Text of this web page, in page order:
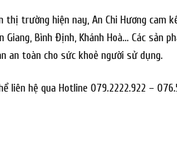
trường hiện nay, An Chi Hương cam
Bình Định, Khánh Hoà… Các sản
an toàn cho sức khoẻ người sử dụng.
liên hệ qua Hotline 079.2222.922 –